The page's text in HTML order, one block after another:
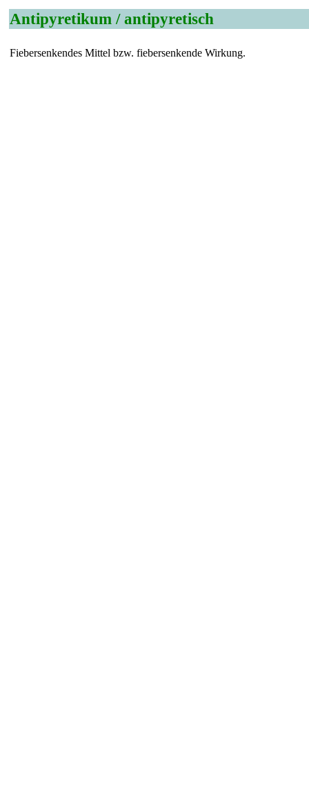
Antipyretikum / antipyretisch
Fiebersenkendes Mittel bzw. fiebersenkende Wirkung.